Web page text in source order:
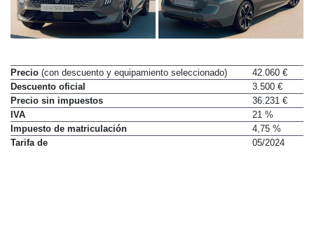
Precio (con descuento y equipamiento seleccionado)
42.060 €
Descuento oficial
3.500 €
Precio sin impuestos
36.231 €
IVA
21 %
Impuesto de matriculación
4,75 %
Tarifa de
05/2024